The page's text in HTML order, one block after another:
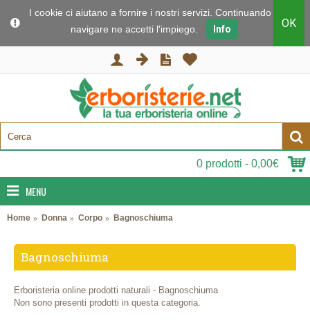
I cookie ci aiutano a fornire i nostri servizi. Continuando a
navigare ne accetti l'impiego.
Info OK
0 prodotti - 0,00€
MENU
Home Donna Corpo Bagnoschiuma
Bagnoschiuma
Erboristeria online prodotti naturali - Bagnoschiuma
Non sono presenti prodotti in questa categoria.